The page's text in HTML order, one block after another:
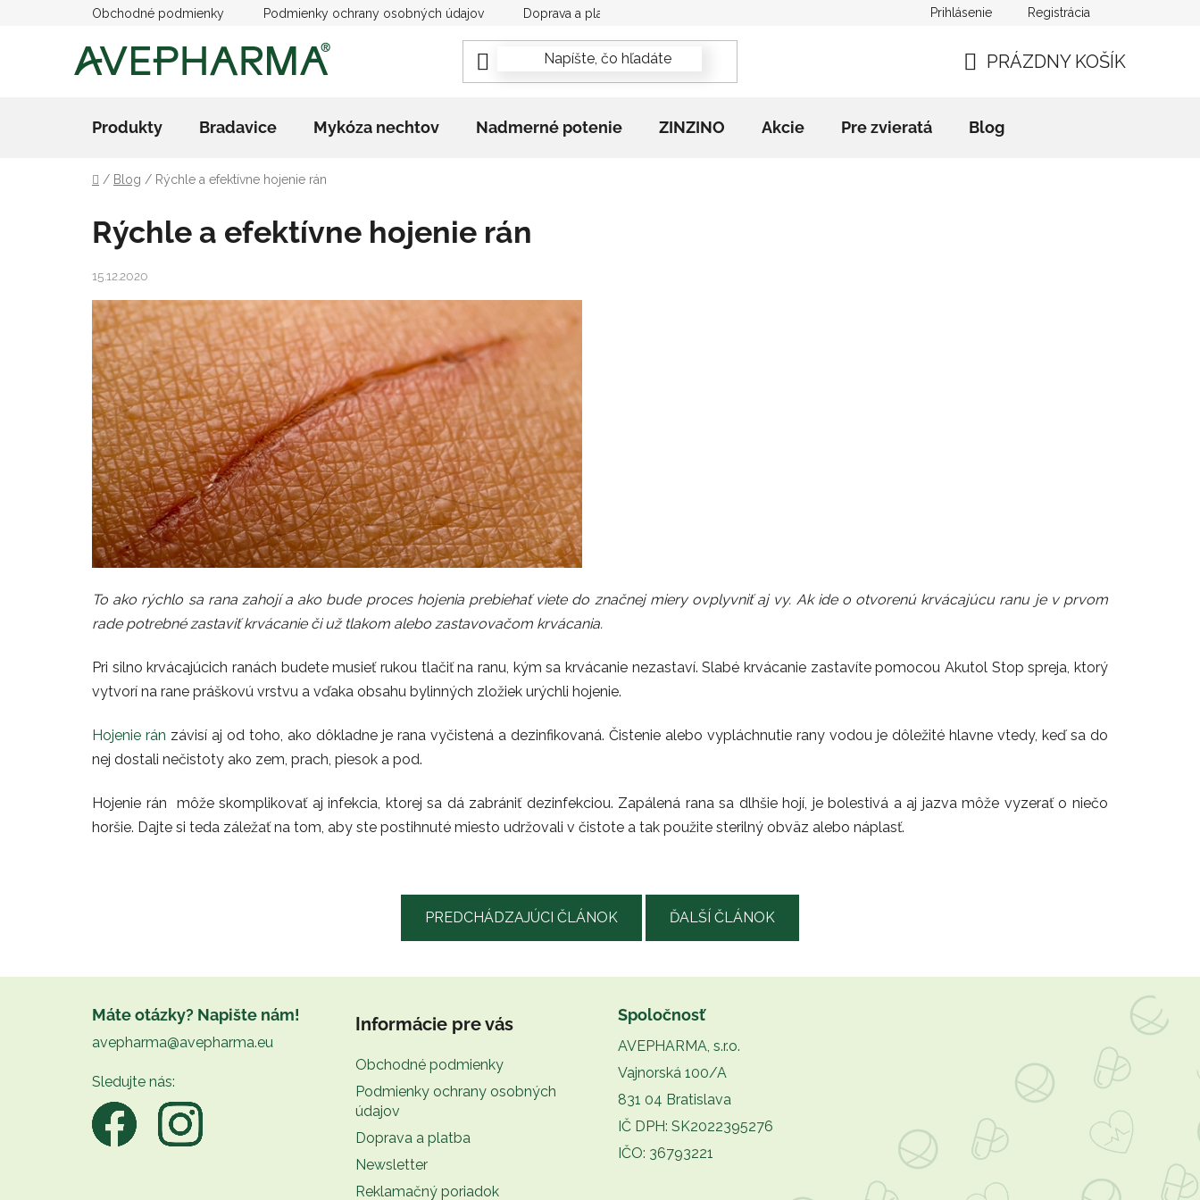
Obchodné podmienky Podmienky ochrany osobných údajov Doprava a platba Kontakty Blog Slovník pojmov
Prihlásenie Registrácia
KOŠÍK
PRÁZDNY KOŠÍK
Produkty Bradavice Mykóza nechtov Nadmerné potenie ZINZINO Akcie Pre zvieratá Blog
Domov
/ Blog / Rýchle a efektívne hojenie rán
Rýchle a efektívne hojenie rán
15.12.2020
To ako rýchlo sa rana zahojí a ako bude proces hojenia prebiehať viete do značnej miery ovplyvniť aj vy. Ak ide o otvorenú krvácajúcu ranu je v prvom
rade potrebné zastaviť krvácanie či už tlakom alebo zastavovačom krvácania.
Pri silno krvácajúcich ranách budete musieť rukou tlačiť na ranu, kým sa krvácanie nezastaví. Slabé krvácanie zastavíte pomocou Akutol Stop spreja, ktorý
vytvorí na rane práškovú vrstvu a vďaka obsahu bylinných zložiek urýchli hojenie.
Hojenie rán závisí aj od toho, ako dôkladne je rana vyčistená a dezinfikovaná. Čistenie alebo vypláchnutie rany vodou je dôležité hlavne vtedy, keď sa do
nej dostali nečistoty ako zem, prach, piesok a pod.
Hojenie rán môže skomplikovať aj infekcia, ktorej sa dá zabrániť dezinfekciou. Zapálená rana sa dlhšie hojí, je bolestivá a aj jazva môže vyzerať o niečo
horšie. Dajte si teda záležať na tom, aby ste postihnuté miesto udržovali v čistote a tak použite sterilný obväz alebo náplasť.
PREDCHÁDZAJÚCI ČLÁNOK ĎALŠÍ ČLÁNOK
Máte otázky? Napište nám!
avepharma@avepharma.eu
Sledujte nás:
Informácie pre vás
Obchodné podmienky
Podmienky ochrany osobných
údajov
Doprava a platba
Newsletter
Reklamačný poriadok
Spoločnosť
AVEPHARMA, s.r.o.
Vajnorská 100/A
831 04 Bratislava
IČ DPH: SK2022395276
IČO: 36793221